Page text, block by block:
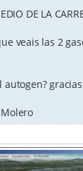
DE LA
veais las 2
gracias